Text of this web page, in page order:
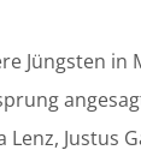
Jüngsten in
Justus